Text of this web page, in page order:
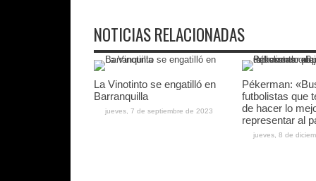
NOTICIAS RELACIONADAS
La Vinotinto se engatilló en
Barranquilla
jueves, 7 de septiembre de 2023
Pékerman:
futbolistas que
de hacer lo
representar al
jueves, 8 de